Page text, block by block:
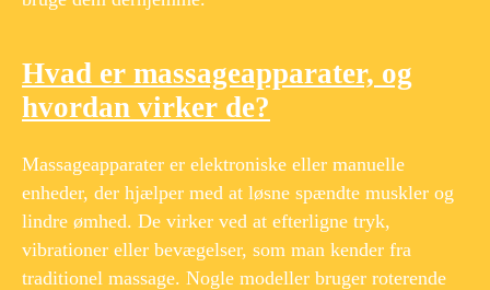
Hvad er massageapparater, og
hvordan virker de?
Massageapparater er elektroniske eller manuelle
enheder, der hjælper med at løsne spændte muskler og
lindre ømhed. De virker ved at efterligne tryk,
vibrationer eller bevægelser, som man kender fra
traditionel massage. Nogle modeller bruger roterende